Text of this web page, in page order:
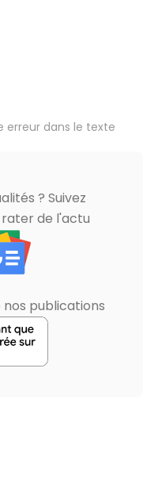
erreur dans le texte
? Suivez
de l'actu
nos publications